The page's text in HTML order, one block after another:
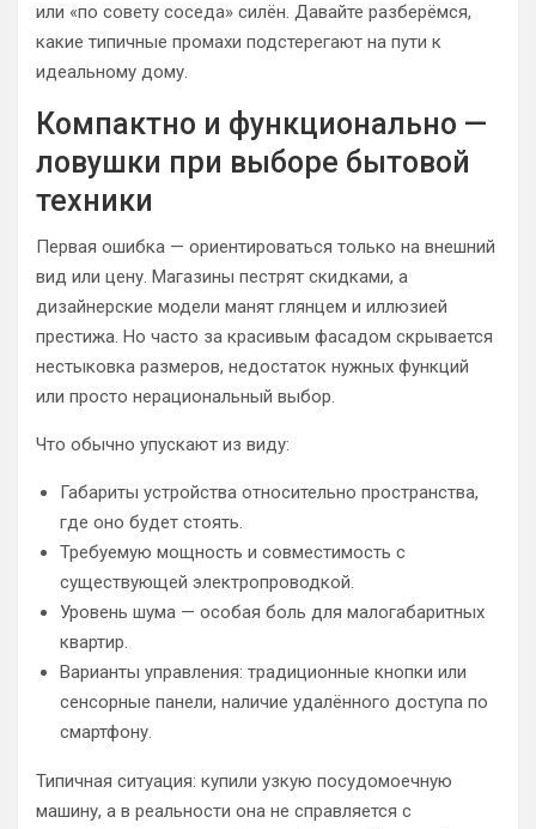
или «по совету соседа» силён. Давайте разберёмся,
какие типичные промахи подстерегают на пути к
идеальному дому.
Компактно и функционально —
ловушки при выборе бытовой
техники
Первая ошибка — ориентироваться только на внешний
вид или цену. Магазины пестрят скидками, а
дизайнерские модели манят глянцем и иллюзией
престижа. Но часто за красивым фасадом скрывается
нестыковка размеров, недостаток нужных функций
или просто нерациональный выбор.
Что обычно упускают из виду:
Габариты устройства относительно пространства,
где оно будет стоять.
Требуемую мощность и совместимость с
существующей электропроводкой.
Уровень шума — особая боль для малогабаритных
квартир.
Варианты управления: традиционные кнопки или
сенсорные панели, наличие удалённого доступа по
смартфону.
Типичная ситуация: купили узкую посудомоечную
машину, а в реальности она не справляется с